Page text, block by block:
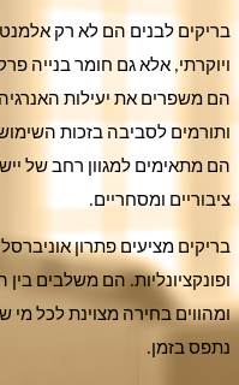
בריקים לבנים הם לא רק
ויוקרתי, אלא גם חומר בנייה
הם משפרים את יעילות
ותורמים לסביבה בזכות
הם מתאימים למגוון רחב של
ציבוריים ומסחריים.
בריקים מציעים פתרון
ופונקציונליות. הם משלבים בין
ומהווים בחירה מצוינת לכל מי
נתפס בזמן.